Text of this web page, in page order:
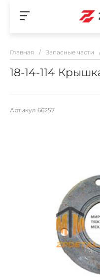
Главная / Запасные части
18-14-114
Артикул 66257